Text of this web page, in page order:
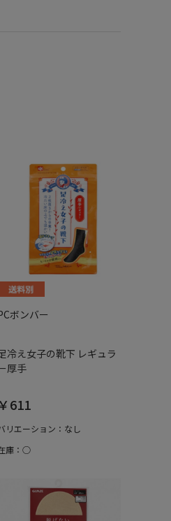
ボンバー
冷え女子の靴下 レギュラ
厚手
￥611
リエーション：なし
庫：○